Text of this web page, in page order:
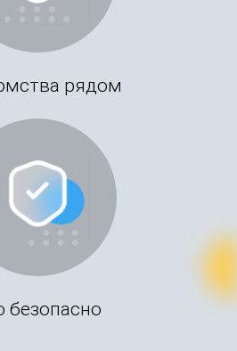
рядом
безопасно